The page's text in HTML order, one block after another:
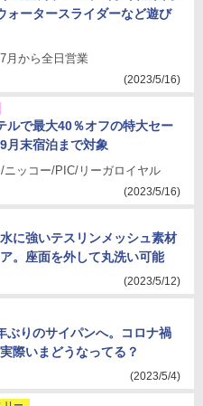
ォータースライダーなど遊び
月から全日営業
(2023/5/16)
ルで最大40％オフの特大セー
月末宿泊まで対象
ッコー/PIC/リーガロイヤル
(2023/5/16)
に強いテスリンメッシュ素材
。座面を外して丸洗い可能
(2023/5/12)
ぶりのサイパンへ。コロナ禍
際いまどうなってる？
(2023/5/4)